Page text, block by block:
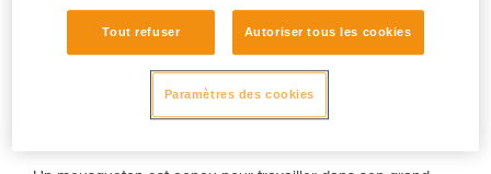
Tout refuser Autoriser tous les cookies
Paramètres des cookies